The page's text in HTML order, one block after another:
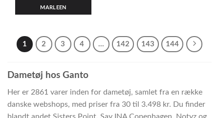
MARLEEN
1 2 3 4 … 142 143 144
Dametøj hos Ganto
Her er 2861 varer inden for dametøj, samlet fra en række
danske webshops, med priser fra 30 til 3.498 kr. Du finder